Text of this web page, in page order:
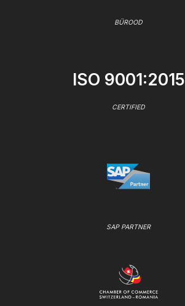
BÜROOD
ISO 9001:2015
CERTIFIED
SAP PARTNER